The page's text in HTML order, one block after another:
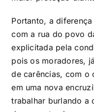
Portanto, a
com a rua do povo
explicitada pela
pois os moradores,
de carências, com o
em uma nova
trabalhar burlando a